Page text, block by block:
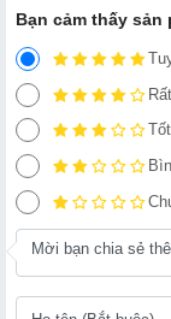
Bạn cảm thấy
Tốt